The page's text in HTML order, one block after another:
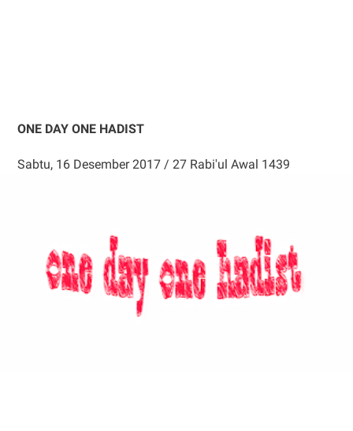
ONE DAY ONE HADIST
Sabtu, 16 Desember 2017 / 27 Rabi'ul Awal 1439